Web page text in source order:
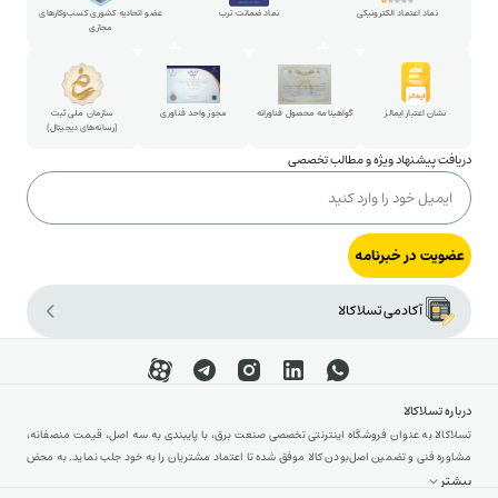
ارتباط با مدیرعامل
نماد اعتماد الکترونیکی نماد ضمانت ترب
عضو اتحادیه کشوری کسب‌وکارهای
مجازی
نشان اعتبار ایمالز گواهینامه محصول فناورانه مجوز واحد فناوری
سازمان ملی ثبت
(رسانه‌های دیجیتال)
دریافت پیشنهاد ویژه و مطالب تخصصی
عضویت در خبرنامه
آکادمی تسلاکالا
درباره تسلاکالا
تسلاکالا به عنوان فروشگاه اینترنتی تخصصی صنعت برق، با پایبندی به سه اصل، قیمت منصفانه،
مشاوره فنی و تضمین اصل‌بودن کالا موفق شده تا اعتماد مشتریان را به خود جلب نماید. به محض
ورود به سایت تسلاکالا با دنیایی از تجهیزات رو به رو می‌شوید! تسلاکالا مثل یک نمایشگاه فنی با
بیشتر